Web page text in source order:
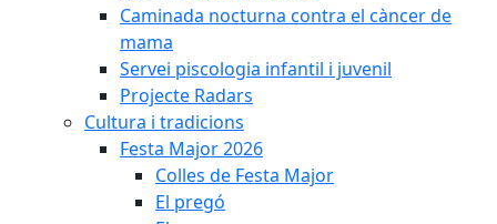
Caminada nocturna contra el càncer de
mama
Servei piscologia infantil i juvenil
Projecte Radars
Cultura i tradicions
Festa Major 2026
Colles de Festa Major
El pregó